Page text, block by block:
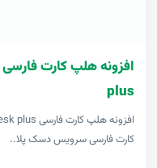
plus
کارت فارسی سرویس دسک پلا..